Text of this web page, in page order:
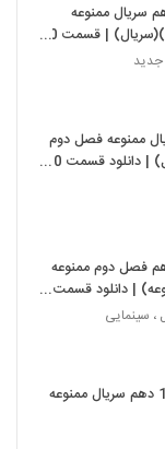
سریال ممنوعه
فصل دوم (کامل)(سریال) | قسمت 10
جدید
ممنوعه فصل دوم
2 (سریال) (کامل) | دانلود قسمت 10
فصل دوم ممنوعه
23 ممنوعه) | دانلود قسمت
، سینمایی
دانلود قسمت 10 دهم سریال ممنوعه